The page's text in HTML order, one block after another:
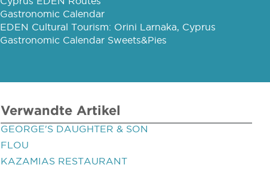
Gastronomic Calendar
EDEN Cultural Tourism: Orini Larnaka, Cyprus
Gastronomic Calendar Sweets&Pies
Verwandte Artikel
GEORGE'S DAUGHTER & SON
FLOU
KAZAMIAS RESTAURANT